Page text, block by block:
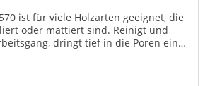
ist für viele Holzarten geeignet, die
oder mattiert sind. Reinigt und
dringt tief in die Poren ein